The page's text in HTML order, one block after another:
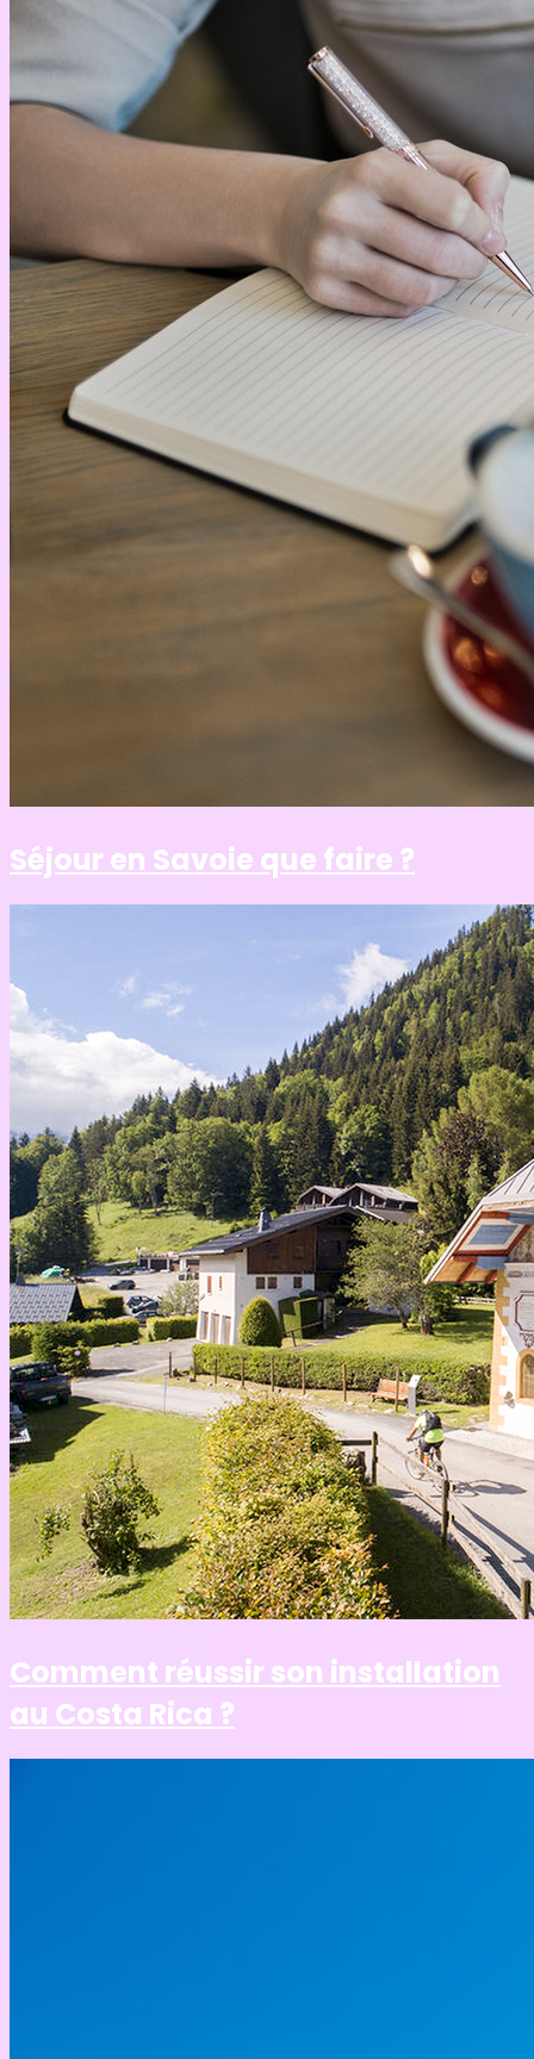
Séjour en Savoie que faire ?
Comment réussir son installation
au Costa Rica ?